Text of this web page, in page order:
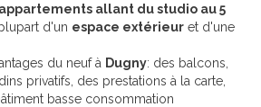
appartements allant du studio au 5
d'un espace extérieur et d'une
du neuf à Dugny: des balcons,
privatifs, des prestations à la carte,
basse consommation